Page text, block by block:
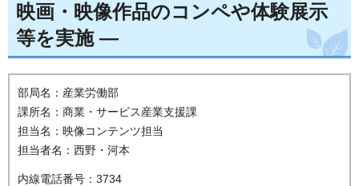
映画・映像作品のコンペや体験展示
等を実施 ―
部局名：産業労働部
課所名：商業・サービス産業支援課
担当名：映像コンテンツ担当
担当者名：西野・河本
内線電話番号：3734